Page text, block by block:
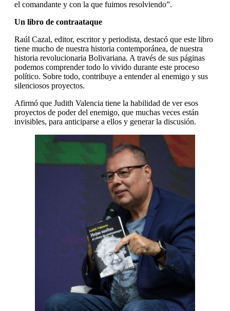
el comandante y con la que fuimos resolviendo”.
Un libro de contraataque
Raúl Cazal, editor, escritor y periodista, destacó que este libro
tiene mucho de nuestra historia contemporánea, de nuestra
historia revolucionaria Bolivariana. A través de sus páginas
podemos comprender todo lo vivido durante este proceso
político. Sobre todo, contribuye a entender al enemigo y sus
silenciosos proyectos.
Afirmó que Judith Valencia tiene la habilidad de ver esos
proyectos de poder del enemigo, que muchas veces están
invisibles, para anticiparse a ellos y generar la discusión.